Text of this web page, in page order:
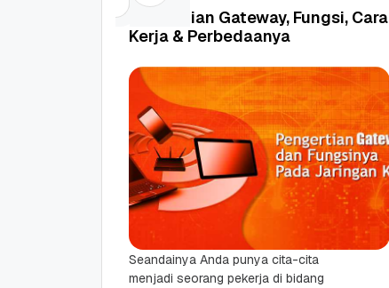
Pengertian Gateway, Fungsi, Cara
Kerja & Perbedaanya
Seandainya Anda punya cita-cita
menjadi seorang pekerja di bidang